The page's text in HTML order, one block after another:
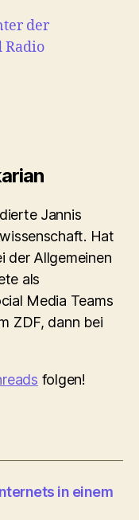
der
Radio
Jannis
Hat
der Allgemeinen
als
Media Teams
ZDF, dann bei
folgen!
in einem